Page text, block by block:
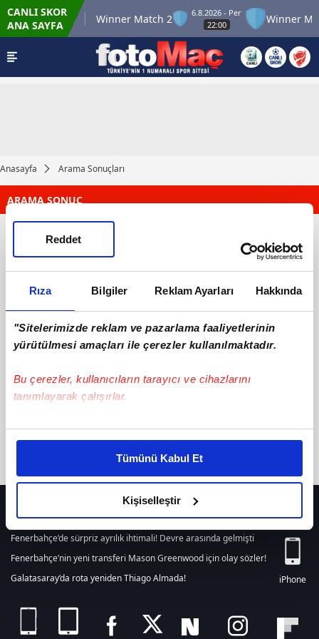
Rıza Bilgiler Reklam Ayarları Hakkında
"Sitelerimizde reklam ve pazarlama faaliyetlerinin
yürütülmesi amaçları ile çerezler kullanılmaktadır.
Bu çerezler, kullanıcıların tarayıcı ve cihazlarını
tanımlayarak çalışırlar.
Bu çerezlere izin vermeniz halinde sizlere özel
daha iyi reklam deneyimi yaşatabiliriz. Bunu yaparken
amacımızın size daha iyi bir reklam deneyimi sunmak
olduğunu ve sizlere en iyi içerikleri sunabilmek adına
elimizden gelen çabayı gösterdiğimizi ve bu noktada,
reklamların maliyetlerimizi karşılamak noktasında tek gelir
Her halükârda, kullanıcılar, bu çerezlere izin vermedikleri
gösterilmeyecektir."
Tümünü Kabul Et
Kişiselleştir
Reddet
CANLI SKOR
ANA SAYFA
Match 12 Winner Match 2
6.8.2026 - Per
22:00
Winner
Anasayfa Arama Sonuçları
ARAMA SONUÇ
텔레@UPCOIN24⟡:이더리움클레식판매중고오다ile ilgili içerik
bulunamamıştır. Arama alanından yeni bir arama
listelemek içintıklayınız.
HER YERDE!
Fenerbahçe’de sürpriz ayrılık ihtimali! Devre arasında gelmişti
Fenerbahçe’nin yeni transferi Mason Greenwood için olay sözler!
Galatasaray’da rota yeniden Thiago Almada!
iPhone